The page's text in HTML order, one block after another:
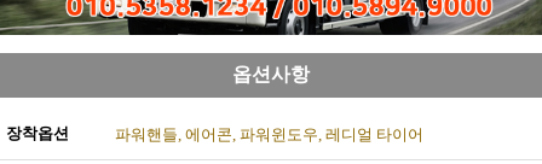
옵션사항
장착옵션 파워핸들 에어콘 파워윈도우 레디얼 타이어